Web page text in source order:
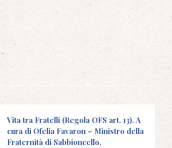
Vita tra Fratelli (Regola OFS art. 13). A
cura di Ofelia Favaron – Ministro della
Fraternità di Sabbioncello.